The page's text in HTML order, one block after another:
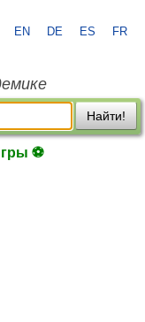
EN DE ES FR
Найти!
⚽